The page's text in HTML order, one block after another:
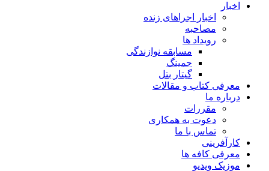
اخبار
اخبار اجراهای زنده
مصاحبه
رویداد ها
مسابقه نوازندگی
جمینگ
گیتار بتل
معرفی کتاب و مقالات
درباره ما
مقررات
دعوت به همکاری
تماس با ما
کارآفرینی
معرفی کافه ها
موزیک ویدیو